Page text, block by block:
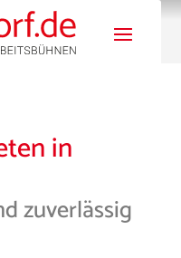
in
zuverlässig